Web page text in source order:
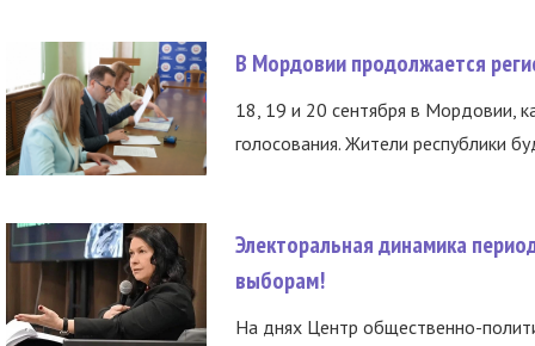
В Мордовии продолжается
18, 19 и 20 сентября в Мордовии,
голосования. Жители республики
Электоральная динамика
выборам!
На днях Центр общественно-